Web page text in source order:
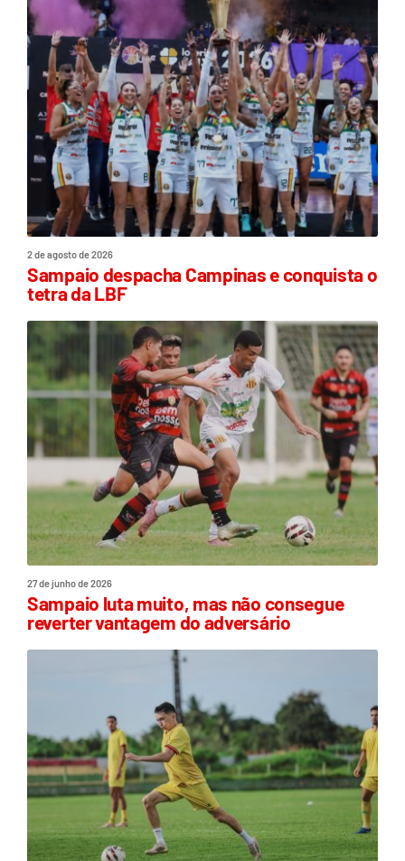
2 de agosto de 2026
Sampaio despacha Campinas e conquista o
tetra da LBF
27 de junho de 2026
Sampaio luta muito, mas não consegue
reverter vantagem do adversário